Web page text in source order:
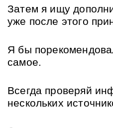
Затем я ищу
уже после этого
Я бы
самое.
Всегда проверяй
нескольких